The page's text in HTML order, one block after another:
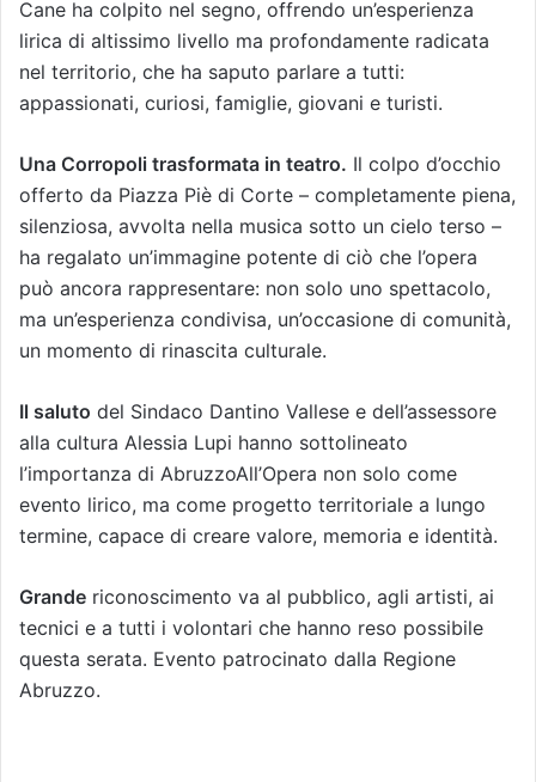
Cane ha colpito nel segno, offrendo un’esperienza
lirica di altissimo livello ma profondamente radicata
nel territorio, che ha saputo parlare a tutti:
appassionati, curiosi, famiglie, giovani e turisti.
Una Corropoli trasformata in teatro. Il colpo d’occhio
offerto da Piazza Piè di Corte – completamente piena,
silenziosa, avvolta nella musica sotto un cielo terso –
ha regalato un’immagine potente di ciò che l’opera
può ancora rappresentare: non solo uno spettacolo,
ma un’esperienza condivisa, un’occasione di comunità,
un momento di rinascita culturale.
Il saluto del Sindaco Dantino Vallese e dell’assessore
alla cultura Alessia Lupi hanno sottolineato
l’importanza di AbruzzoAll’Opera non solo come
evento lirico, ma come progetto territoriale a lungo
termine, capace di creare valore, memoria e identità.
Grande riconoscimento va al pubblico, agli artisti, ai
tecnici e a tutti i volontari che hanno reso possibile
questa serata. Evento patrocinato dalla Regione
Abruzzo.